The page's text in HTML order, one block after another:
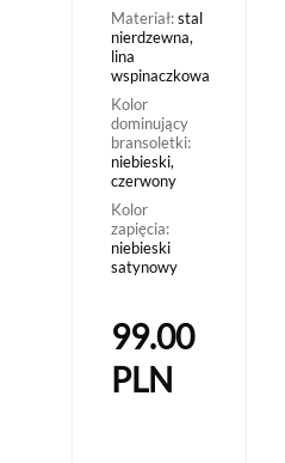
Materiał:stal
nierdzewna,
lina
wspinaczkowa
Kolor
dominujący
bransoletki:
niebieski,
czerwony
Kolor
zapięcia:
niebieski
satynowy
99.00
PLN